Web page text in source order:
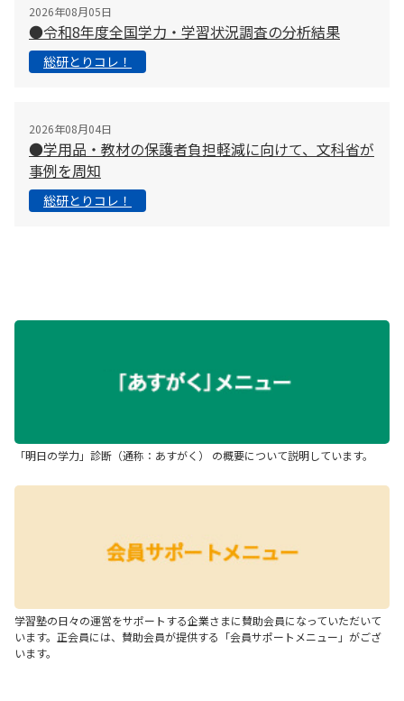
2026年08月05日
●令和8年度全国学力・学習状況調査の分析結果
総研とりコレ！
2026年08月04日
●学用品・教材の保護者負担軽減に向けて、文科省が
事例を周知
総研とりコレ！
「明日の学力」診断（通称：あすがく） の概要について説明しています。
学習塾の日々の運営をサポートする企業さまに賛助会員になっていただいて
います。正会員には、賛助会員が提供する「会員サポートメニュー」がござ
います。